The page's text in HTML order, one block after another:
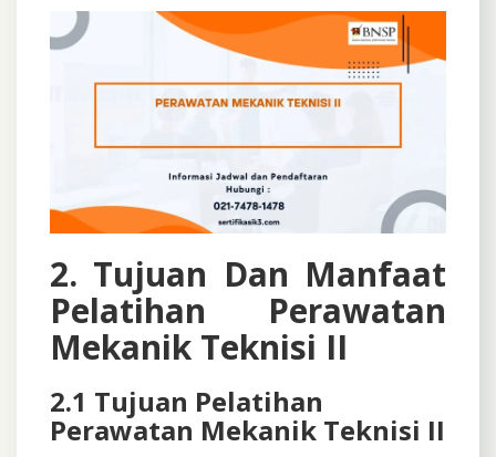
2. Tujuan Dan Manfaat
Pelatihan Perawatan
Mekanik Teknisi II
2.1 Tujuan Pelatihan
Perawatan Mekanik Teknisi II